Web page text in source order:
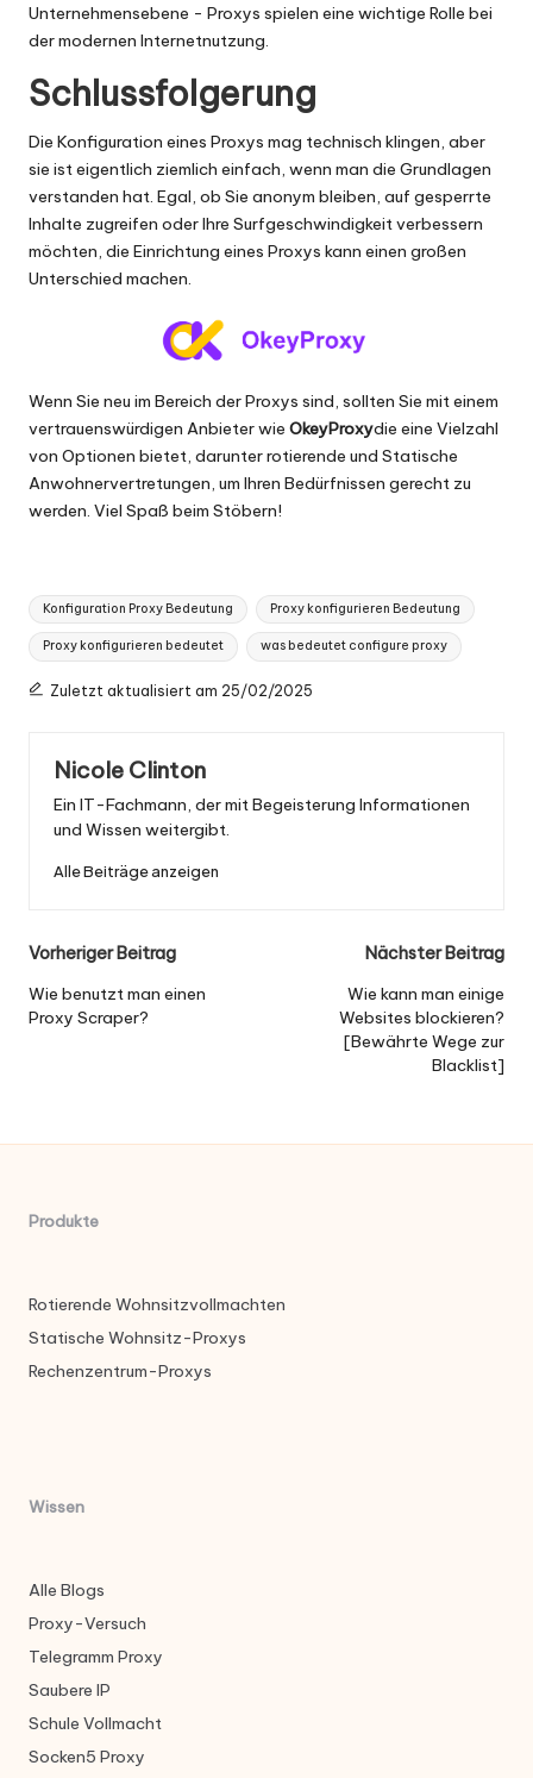
Unternehmensebene - Proxys spielen eine wichtige Rolle bei
der modernen Internetnutzung.
Schlussfolgerung
Die Konfiguration eines Proxys mag technisch klingen, aber
sie ist eigentlich ziemlich einfach, wenn man die Grundlagen
verstanden hat. Egal, ob Sie anonym bleiben, auf gesperrte
Inhalte zugreifen oder Ihre Surfgeschwindigkeit verbessern
möchten, die Einrichtung eines Proxys kann einen großen
Unterschied machen.
Wenn Sie neu im Bereich der Proxys sind, sollten Sie mit einem
vertrauenswürdigen Anbieter wie OkeyProxydie eine Vielzahl
von Optionen bietet, darunter rotierende und Statische
Anwohnervertretungen, um Ihren Bedürfnissen gerecht zu
werden. Viel Spaß beim Stöbern!
Tags:
Konfiguration Proxy Bedeutung Proxy konfigurieren Bedeutung
Proxy konfigurieren bedeutet was bedeutet configure proxy
Zuletzt aktualisiert am 25/02/2025
Nicole Clinton
Ein IT-Fachmann, der mit Begeisterung Informationen
und Wissen weitergibt.
Alle Beiträge anzeigen
Nach
der
Navigation
Vorheriger Beitrag
Wie benutzt man einen
Proxy Scraper?
Nächster Beitrag
Wie kann man einige
Websites blockieren?
[Bewährte Wege zur
Blacklist]
Produkte
Rotierende Wohnsitzvollmachten
Statische Wohnsitz-Proxys
Rechenzentrum-Proxys
Wissen
Alle Blogs
Proxy-Versuch
Telegramm Proxy
Saubere IP
Schule Vollmacht
Socken5 Proxy